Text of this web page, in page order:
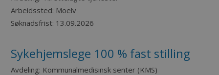
Arbeidssted: Moelv
Søknadsfrist: 13.09.2026
Sykehjemslege 100 % fast stilling
Avdeling: Kommunalmedisinsk senter (KMS)